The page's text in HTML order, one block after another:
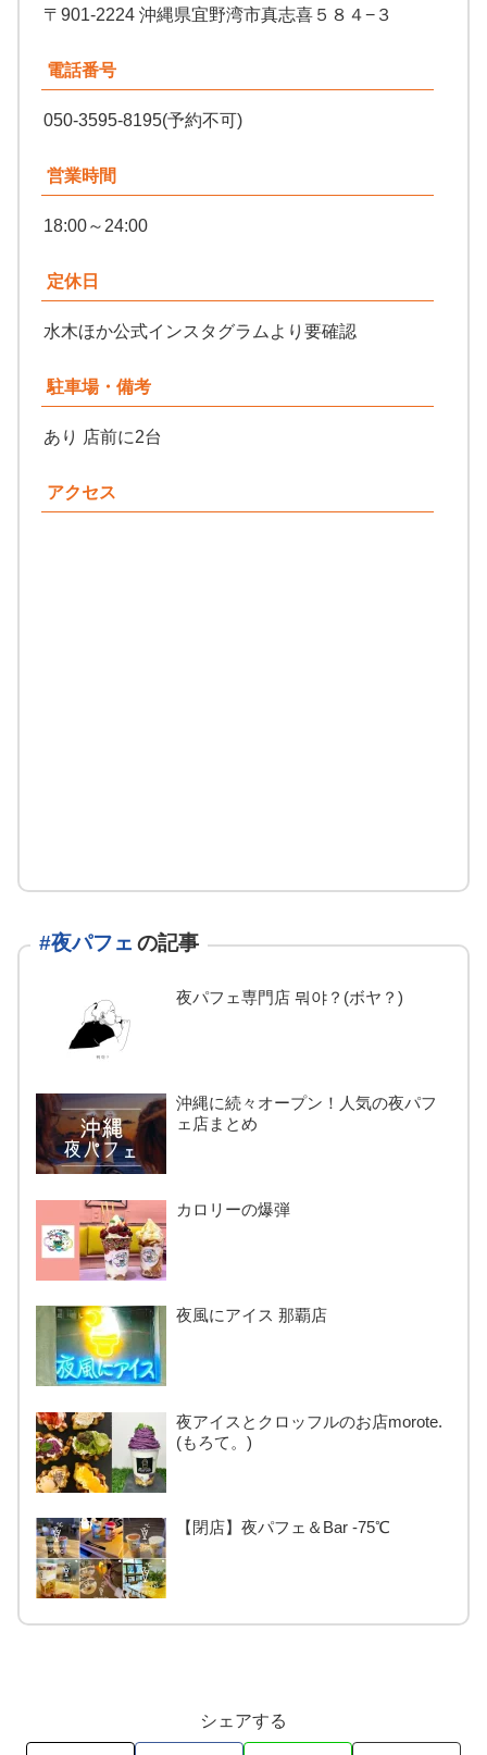
〒901-2224 沖縄県宜野湾市真志喜５８４−３
電話番号
050-3595-8195(予約不可)
営業時間
18:00～24:00
定休日
水木ほか公式インスタグラムより要確認
駐車場・備考
あり 店前に2台
アクセス
#夜パフェ の記事
夜パフェ専門店 뭐야？(ボヤ？)
沖縄に続々オープン！人気の夜パフ
ェ店まとめ
カロリーの爆弾
夜風にアイス 那覇店
夜アイスとクロッフルのお店morote.
(もろて。)
【閉店】夜パフェ＆Bar -75℃
シェアする